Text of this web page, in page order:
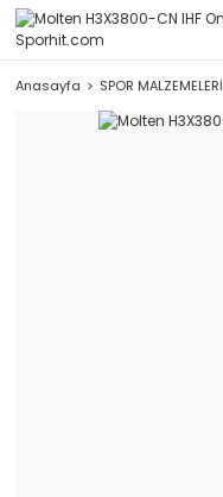
Anasayfa SPOR MALZEMELERİ